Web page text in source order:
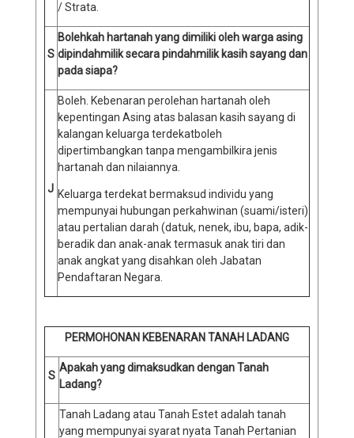
/ Strata.
S
Bolehkah hartanah yang dimiliki oleh warga asing
dipindahmilik secara pindahmilik kasih sayang dan
pada siapa?
J
Boleh. Kebenaran perolehan hartanah oleh
kepentingan Asing atas balasan kasih sayang di
kalangan keluarga terdekatboleh
dipertimbangkan tanpa mengambilkira jenis
hartanah dan nilaiannya.
Keluarga terdekat bermaksud individu yang
mempunyai hubungan perkahwinan (suami/isteri)
atau pertalian darah (datuk, nenek, ibu, bapa, adik-
beradik dan anak-anak termasuk anak tiri dan
anak angkat yang disahkan oleh Jabatan
Pendaftaran Negara.
PERMOHONAN KEBENARAN TANAH LADANG
S
Apakah yang dimaksudkan dengan Tanah
Ladang?
Tanah Ladang atau Tanah Estet adalah tanah
yang mempunyai syarat nyata Tanah Pertanian